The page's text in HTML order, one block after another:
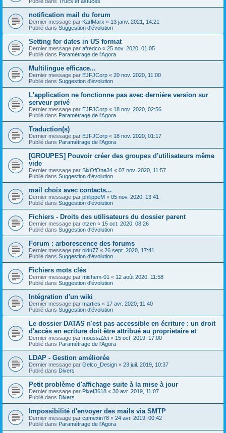
notification mail du forum
Dernier message par KarlMarx « 13 janv. 2021, 14:21
Publié dans Suggestion d'évolution
Setting for dates in US format
Dernier message par afredco « 25 nov. 2020, 01:05
Publié dans Paramétrage de l'Agora
Multilingue efficace...
Dernier message par EJFJCorp « 20 nov. 2020, 11:00
Publié dans Suggestion d'évolution
L'application ne fonctionne pas avec dernière version sur
serveur privé
Dernier message par EJFJCorp « 18 nov. 2020, 02:56
Publié dans Paramétrage de l'Agora
Traduction(s)
Dernier message par EJFJCorp « 18 nov. 2020, 01:17
Publié dans Paramétrage de l'Agora
[GROUPES] Pouvoir créer des groupes d'utilisateurs même
vide
Dernier message par SixOfOne34 « 07 nov. 2020, 11:57
Publié dans Suggestion d'évolution
mail choix avec contacts...
Dernier message par philippeM « 05 nov. 2020, 13:41
Publié dans Suggestion d'évolution
Fichiers - Droits des utilisateurs du dossier parent
Dernier message par ctzen « 15 oct. 2020, 08:26
Publié dans Suggestion d'évolution
Forum : arborescence des forums
Dernier message par oldu77 « 26 sept. 2020, 17:41
Publié dans Suggestion d'évolution
Fichiers mots clés
Dernier message par michem-01 « 12 août 2020, 11:58
Publié dans Suggestion d'évolution
Intégration d'un wiki
Dernier message par marties « 17 avr. 2020, 11:40
Publié dans Suggestion d'évolution
Le dossier DATAS n'est pas accessible en écriture : un droit
d'accès en ecriture doit être attribué au proprietaire et
Dernier message par moussa2ci « 15 oct. 2019, 17:00
Publié dans Paramétrage de l'Agora
LDAP - Gestion améliorée
Dernier message par Gelco_Design « 23 juil. 2019, 10:37
Publié dans Divers
Petit problème d'affichage suite à la mise à jour
Dernier message par Pixef3618 « 30 avr. 2019, 11:07
Publié dans Divers
Impossibilité d'envoyer des mails via SMTP
Dernier message par camexin78 « 24 avr. 2019, 00:42
Publié dans Paramétrage de l'Agora